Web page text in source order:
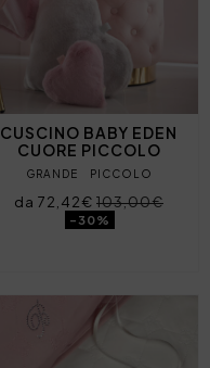
CUSCINO BABY EDEN
CUORE PICCOLO
GRANDE PICCOLO
da 72,42€ 103,00€
-30%